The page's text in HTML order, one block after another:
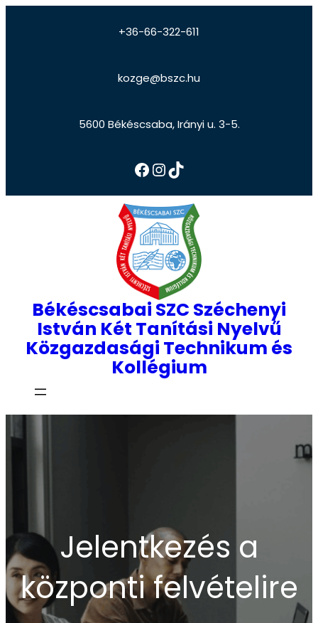
+36-66-322-611
kozge@bszc.hu
5600 Békéscsaba, Irányi u. 3-5.
Békéscsabai SZC Széchenyi
István Két Tanítási Nyelvű
Közgazdasági Technikum és
Kollégium
Jelentkezés a
központi felvételire